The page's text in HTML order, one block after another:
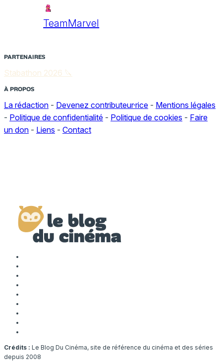
TeamMarvel
PARTENAIRES
Stabathon 2026 🔪
À PROPOS
La rédaction - Devenez contributeur·rice - Mentions légales
- Politique de confidentialité - Politique de cookies - Faire
un don - Liens - Contact
Crédits : Le Blog Du Cinéma, site de référence du cinéma et des séries
depuis 2008